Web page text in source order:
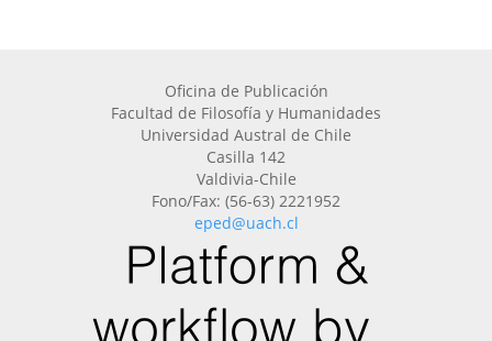
Oficina de Publicación
Facultad de Filosofía y Humanidades
Universidad Austral de Chile
Casilla 142
Valdivia-Chile
Fono/Fax: (56-63) 2221952
eped@uach.cl